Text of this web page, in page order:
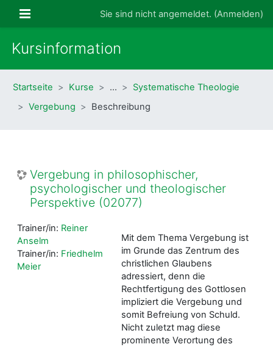
Website-ÜbersichtSie sind nicht angemeldet. (Anmelden)
Kursinformation
Startseite Kurse …
Systematische Theologie
Vergebung
Beschreibung
Vergebung in philosophischer,
psychologischer und theologischer
Perspektive (02077)
Mit dem Thema Vergebung ist
im Grunde das Zentrum des
christlichen Glaubens
adressiert, denn die
Rechtfertigung des Gottlosen
impliziert die Vergebung und
somit Befreiung von Schuld.
Nicht zuletzt mag diese
prominente Verortung des
Trainer/in: Reiner
Anselm
Trainer/in: Friedhelm
Meier